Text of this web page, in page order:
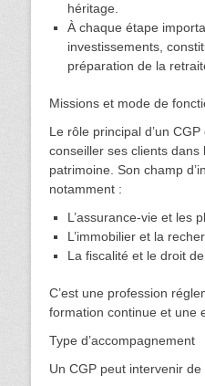
héritage.
À chaque étape
investissements,
préparation de la
Missions et mode de
Le rôle principal d’un
conseiller ses clients dans
patrimoine. Son champ
notamment :
L’assurance-vie et les
L’immobilier et la
La fiscalité et le droit de
C’est une profession
formation continue et une
Type d’accompagnement
Un CGP peut intervenir